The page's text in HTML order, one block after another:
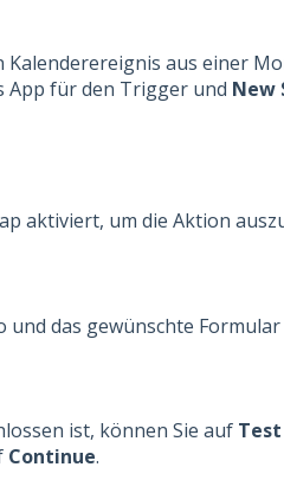
Kalenderereignis aus einer
App für den Trigger und New
aktiviert, um die Aktion
das gewünschte Formular
ist, können Sie auf
Continue.